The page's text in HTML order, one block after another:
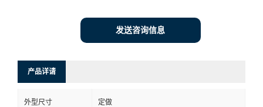
发送咨询信息
产品详请
外型尺寸 定做